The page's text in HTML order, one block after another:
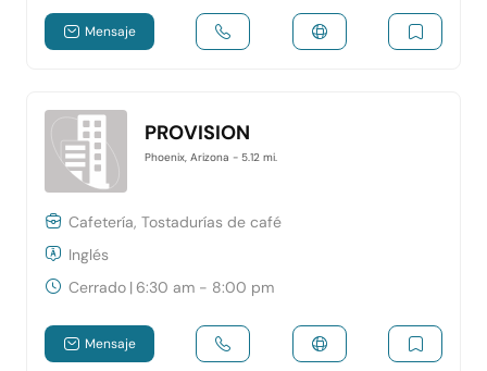
Mensaje
PROVISION
Phoenix, Arizona - 5.12 mi.
Cafetería, Tostadurías de café
Inglés
Cerrado |6:30 am - 8:00 pm
Mensaje